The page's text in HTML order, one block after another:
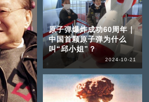
原子弹爆炸成功60周年｜
中国首颗原子弹为什么
叫“邱小姐”？
2024-10-21